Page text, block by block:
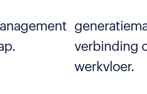
verbinding
werkvloer.